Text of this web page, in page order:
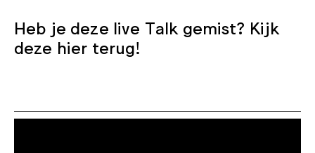
Heb je deze live Talk gemist? Kijk
deze hier terug!